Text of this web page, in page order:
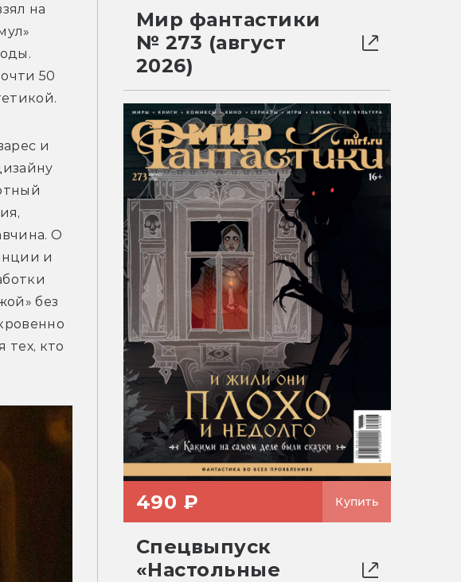
на
50
и
О
и
без
кто
Мир фантастики
№ 273 (август
2026)
490 ₽ Купить
Спецвыпуск
«Настольные